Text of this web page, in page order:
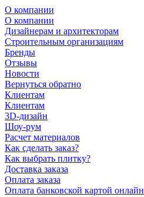
О компании
О компании
Дизайнерам и архитекторам
Строительным организациям
Бренды
Отзывы
Новости
Вернуться обратно
Клиентам
Клиентам
3D-дизайн
Шоу-рум
Расчет материалов
Как сделать заказ?
Как выбрать плитку?
Доставка заказа
Оплата заказа
Оплата банковской картой онлайн